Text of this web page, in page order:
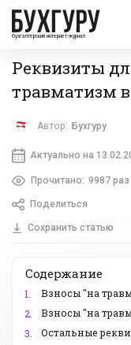
бухгалтерский интернет-журнал
Реквизиты
травматизм
Автор: Бухгуру
Актуально на
Прочитано: 9987 раз
Поделиться
Сохранить статью
Содержание
1.
Взносы "на
2.
Взносы "на
3.
Остальные